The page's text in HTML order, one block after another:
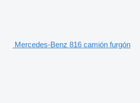
Mercedes-Benz 816 camión furgón